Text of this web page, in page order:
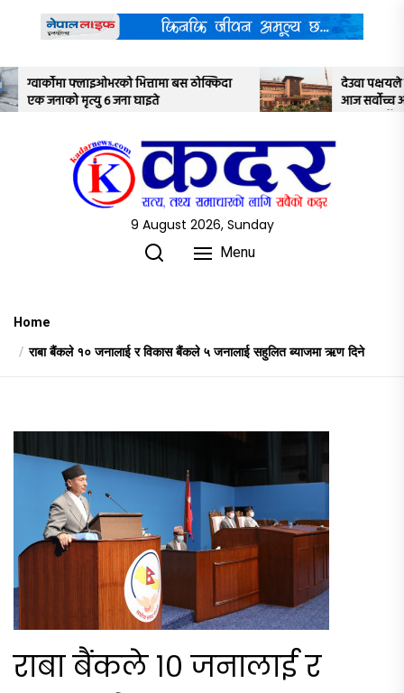
content
भित्तामा बस ठोक्किदा
घाइते
देउवा पक्षयले दिएकोे पुनरावलोकन
आज सर्वोच्च अदालतका तीन न्यायाधीशले
अध्ययन गर्ने
9 August 2026, Sunday
Menu
Home
राबा बैंकले १० जनालाई र विकास बैंकले ५ जनालाई सहुलित ब्याजमा ऋण दिने
राबा बैंकले १० जनालाई र